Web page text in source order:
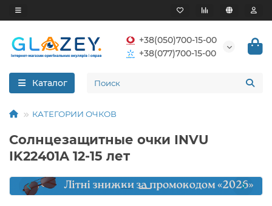
+38(050)700-15-00
+38(077)700-15-00
Каталог
КАТЕГОРИИ ОЧКОВ
Солнцезащитные очки INVU
IK22401A 12-15 лет